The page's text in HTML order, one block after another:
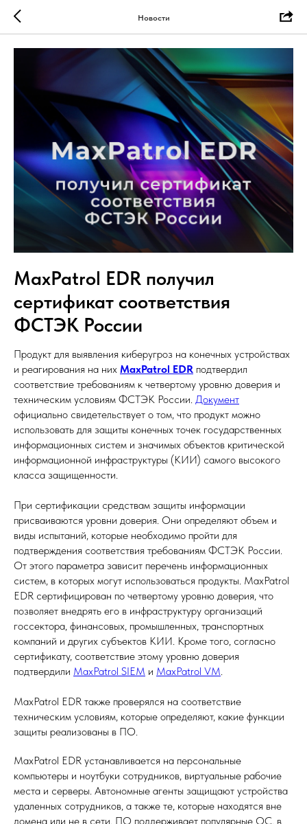
Новости
MaxPatrol EDR получил
сертификат соответствия
ФСТЭК России
Продукт для выявления киберугроз на конечных устройствах
и реагирования на них MaxPatrol EDR подтвердил
соответствие требованиям к четвертому уровню доверия и
техническим условиям ФСТЭК России. Документ
официально свидетельствует о том, что продукт можно
использовать для защиты конечных точек государственных
информационных систем и значимых объектов критической
информационной инфраструктуры (КИИ) самого высокого
класса защищенности.
При сертификации средствам защиты информации
присваиваются уровни доверия. Они определяют объем и
виды испытаний, которые необходимо пройти для
подтверждения соответствия требованиям ФСТЭК России.
От этого параметра зависит перечень информационных
систем, в которых могут использоваться продукты. MaxPatrol
EDR сертифицирован по четвертому уровню доверия, что
позволяет внедрять его в инфраструктуру организаций
госсектора, финансовых, промышленных, транспортных
компаний и других субъектов КИИ. Кроме того, согласно
сертификату, соответствие этому уровню доверия
подтвердили MaxPatrol SIEM и MaxPatrol VM.
MaxPatrol EDR также проверялся на соответствие
техническим условиям, которые определяют, какие функции
защиты реализованы в ПО.
MaxPatrol EDR устанавливается на персональные
компьютеры и ноутбуки сотрудников, виртуальные рабочие
места и серверы. Автономные агенты защищают устройства
удаленных сотрудников, а также те, которые находятся вне
домена или не в сети. ПО поддерживает популярные ОС, в